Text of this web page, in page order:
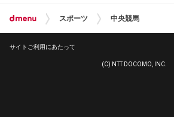
スポーツ 中央競馬
サイトご利用にあたって
(C) NTT DOCOMO, INC.